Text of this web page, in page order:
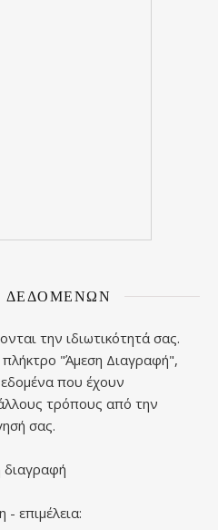
ΔΕΔΟΜΈΝΩΝ
την ιδιωτικότητά σας.
"Άμεση Διαγραφή",
που έχουν
τρόπους από την
σας.
διαγραφή
- επιμέλεια: